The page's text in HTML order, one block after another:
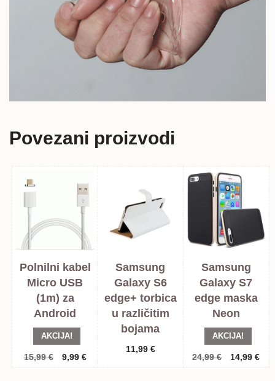
Povezani proizvodi
Polnilni kabel
Micro USB
(1m) za
Android
AKCIJA!
15,99€
Izvorna
9,99 €Trenutna
Samsung
Galaxy S6
edge+ torbica
u različitim
bojama
11,99 €
Samsung
Galaxy S7
edge maska
Neon
AKCIJA!
24,99€
Izvorna
14,99€